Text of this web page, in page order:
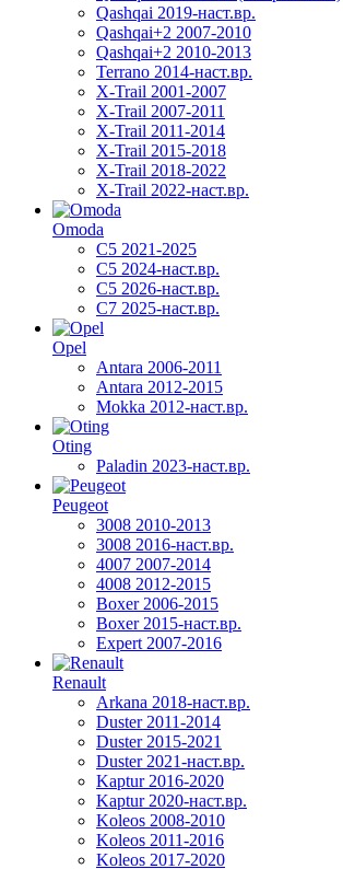
Qashqai 2019-наст.вр.
Qashqai+2 2007-2010
Qashqai+2 2010-2013
Terrano 2014-наст.вр.
X-Trail 2001-2007
X-Trail 2007-2011
X-Trail 2011-2014
X-Trail 2015-2018
X-Trail 2018-2022
X-Trail 2022-наст.вр.
Omoda
C5 2021-2025
C5 2024-наст.вр.
C5 2026-наст.вр.
C7 2025-наст.вр.
Opel
Antara 2006-2011
Antara 2012-2015
Mokka 2012-наст.вр.
Oting
Paladin 2023-наст.вр.
Peugeot
3008 2010-2013
3008 2016-наст.вр.
4007 2007-2014
4008 2012-2015
Boxer 2006-2015
Boxer 2015-наст.вр.
Expert 2007-2016
Renault
Arkana 2018-наст.вр.
Duster 2011-2014
Duster 2015-2021
Duster 2021-наст.вр.
Kaptur 2016-2020
Kaptur 2020-наст.вр.
Koleos 2008-2010
Koleos 2011-2016
Koleos 2017-2020